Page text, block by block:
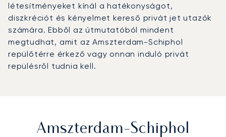
létesítményeket kínál a hatékonyságot,
diszkréciót és kényelmet kereső privát jet utazók
számára. Ebből az útmutatóból mindent
megtudhat, amit az Amszterdam-Schiphol
repülőtérre érkező vagy onnan induló privát
repülésről tudnia kell.
Amszterdam-Schiphol